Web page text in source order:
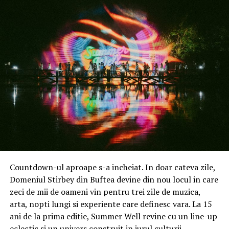
comenzile venite din partea organizațiilor medicale
private, de extinderea portofoliului de clienți și de
cererea tot mai mare pentru uniforme personalizate. În
cazul organizațiilor mari, uniformele sunt achiziționate
ca parte a unui proces mai amplu de standardizare a
imaginii echipelor, diferențiere a departamentelor și
adaptare a echipamentelor la activitatea de zi cu zi a
personalului.
„Pentru un client mare, achiziția de uniforme medicale
presupune mai mult decât alegerea unor modele dintr-
un catalog. Discutăm despre materiale, croieli, coduri de
culoare pentru departamente, personalizare cu logo și
capacitatea de a organiza livrări recurente către mai
multe locații. Vedem o cerere mai mare pentru soluții
care combină confortul, rezistența la utilizare repetată
și coerența imaginii organizației”, spuneAdrian Pătru,
CEO TAG.
Countdown-ul aproape s-a incheiat. In doar cateva zile,
Domeniul Stirbey din Buftea devine din nou locul in care
zeci de mii de oameni vin pentru trei zile de muzica,
arta, nopti lungi si experiente care definesc vara. La 15
ani de la prima editie, Summer Well revine cu un line-up